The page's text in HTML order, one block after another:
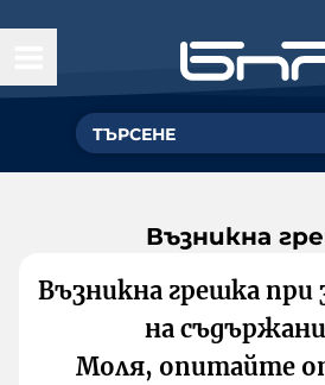
Възникна
Възникна грешка при
на
Моля, опитайте